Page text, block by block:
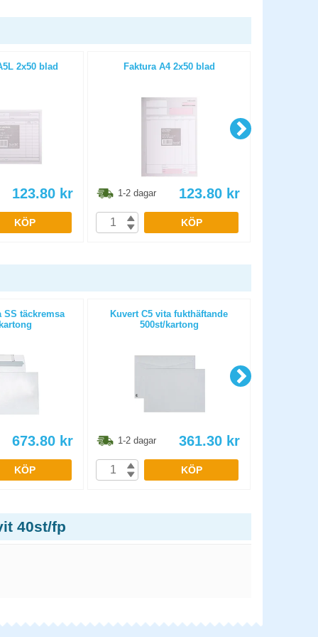
2x50 blad
123.80 kr
KÖP
Faktura A4 2x50 blad
1-2 dagar 123.80 kr
KÖP
SS täckremsa
673.80 kr
KÖP
Kuvert C5 vita fukthäftande
500st/kartong
1-2 dagar 361.30 kr
KÖP
40st/fp